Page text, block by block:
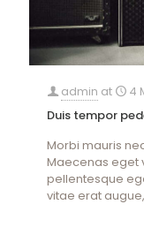
admin at
4
Duis tempor
Morbi mauris
Maecenas eget
pellentesque
vitae erat